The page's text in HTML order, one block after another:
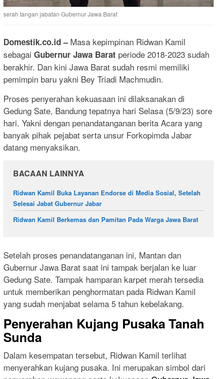
serah tangan jabatan Gubernur Jawa Barat
Domestik.co.id– Masa kepimpinan Ridwan Kamil
sebagai Gubernur Jawa Barat periode 2018-2023 sudah
berakhir. Dan kini Jawa Barat sudah resmi memiliki
pemimpin baru yakni Bey Triadi Machmudin.
Proses penyerahan kekuasaan ini dilaksanakan di
Gedung Sate, Bandung tepatnya hari Selasa (5/9/23) sore
hari. Yakni dengan penandatanganan berita Acara yang
banyak pihak pejabat serta unsur Forkopimda Jabar
datang menyaksikan.
BACAAN LAINNYA
Ridwan Kamil Buka Layanan Endorse di Media Sosial, Setelah
Selesai Jabat Gubernur Jabar
Ridwan Kamil Berkemas dan Pamitan Pada Warga Jawa Barat
Setelah proses penandatanganan ini, Mantan dan
Gubernur Jawa Barat saat ini tampak berjalan ke luar
Gedung Sate. Tampak hamparan karpet merah tersedia
untuk memberikan penghormatan pada Ridwan Kamil
yang sudah menjabat selama 5 tahun kebelakang.
Penyerahan Kujang Pusaka Tanah
Sunda
Dalam kesempatan tersebut, Ridwan Kamil terlihat
menyerahkan kujang pusaka. Ini merupakan simbol dari